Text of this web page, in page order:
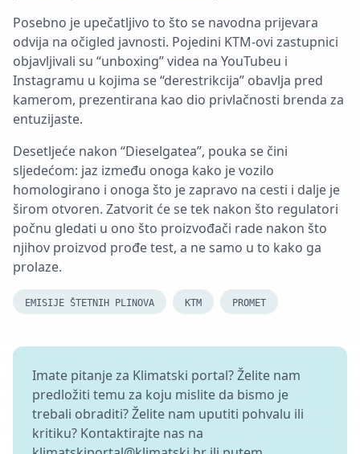
Posebno je upečatljivo to što se navodna prijevara
odvija na očigled javnosti. Pojedini KTM-ovi zastupnici
objavljivali su “unboxing” videa na YouTubeu i
Instagramu u kojima se “derestrikcija” obavlja pred
kamerom, prezentirana kao dio privlačnosti brenda za
entuzijaste.
Desetljeće nakon “Dieselgatea”, pouka se čini
sljedećom: jaz između onoga kako je vozilo
homologirano i onoga što je zapravo na cesti i dalje je
širom otvoren. Zatvorit će se tek nakon što regulatori
počnu gledati u ono što proizvođači rade nakon što
njihov proizvod prođe test, a ne samo u to kako ga
prolaze.
EMISIJE ŠTETNIH PLINOVA KTM PROMET
Imate pitanje za Klimatski portal? Želite nam
predložiti temu za koju mislite da bismo je
trebali obraditi? Želite nam uputiti pohvalu ili
kritiku? Kontaktirajte nas na